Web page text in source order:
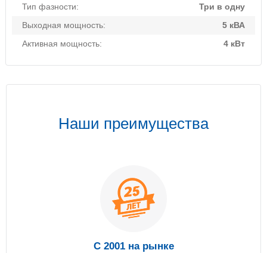
Тип фазности:
Три в одну
Выходная мощность:
5 кВА
Активная мощность:
4 кВт
Наши преимущества
С 2001 на рынке